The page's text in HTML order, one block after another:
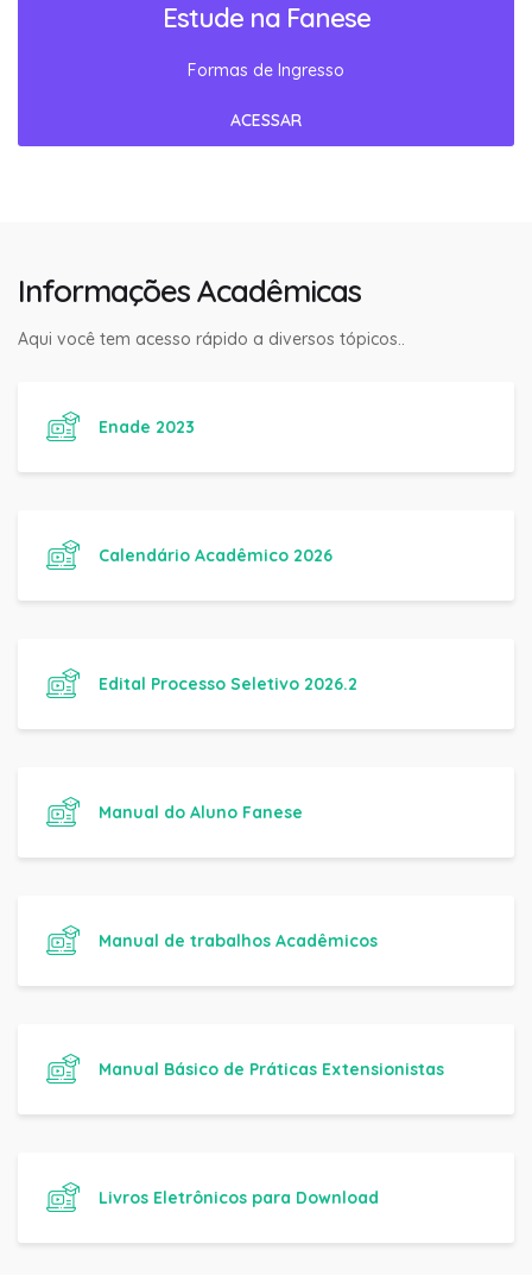
Estude na Fanese
Formas de Ingresso
ACESSAR
Informações Acadêmicas
Aqui você tem acesso rápido a diversos tópicos..
Enade 2023
Calendário Acadêmico 2026
Edital Processo Seletivo 2026.2
Manual do Aluno Fanese
Manual de trabalhos Acadêmicos
Manual Básico de Práticas Extensionistas
Livros Eletrônicos para Download